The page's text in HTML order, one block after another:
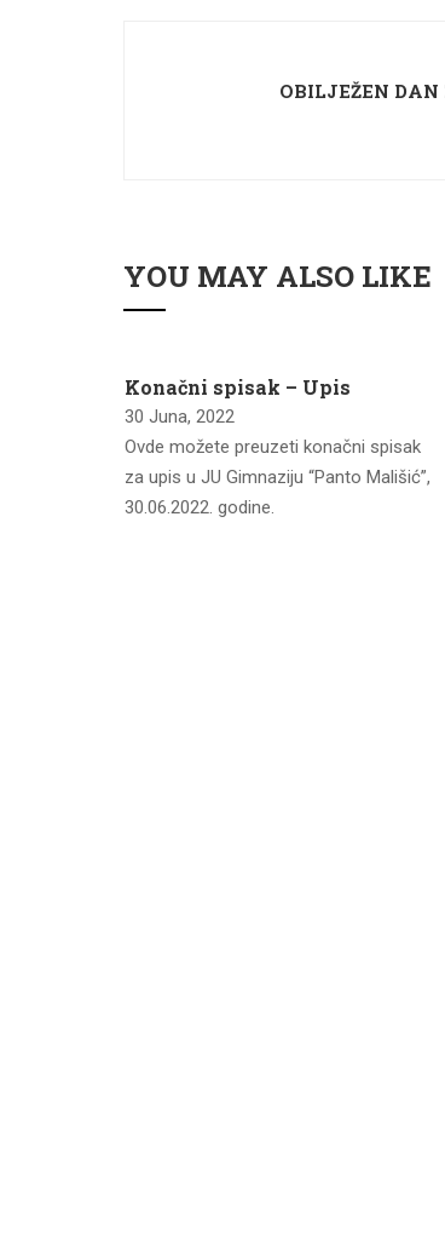
OBILJEŽEN
YOU MAY ALSO LIKE
Konačni spisak – Upis
30 Juna, 2022
Ovde možete preuzeti konačni spisak
za upis u JU Gimnaziju “Panto Mališić”,
30.06.2022. godine.